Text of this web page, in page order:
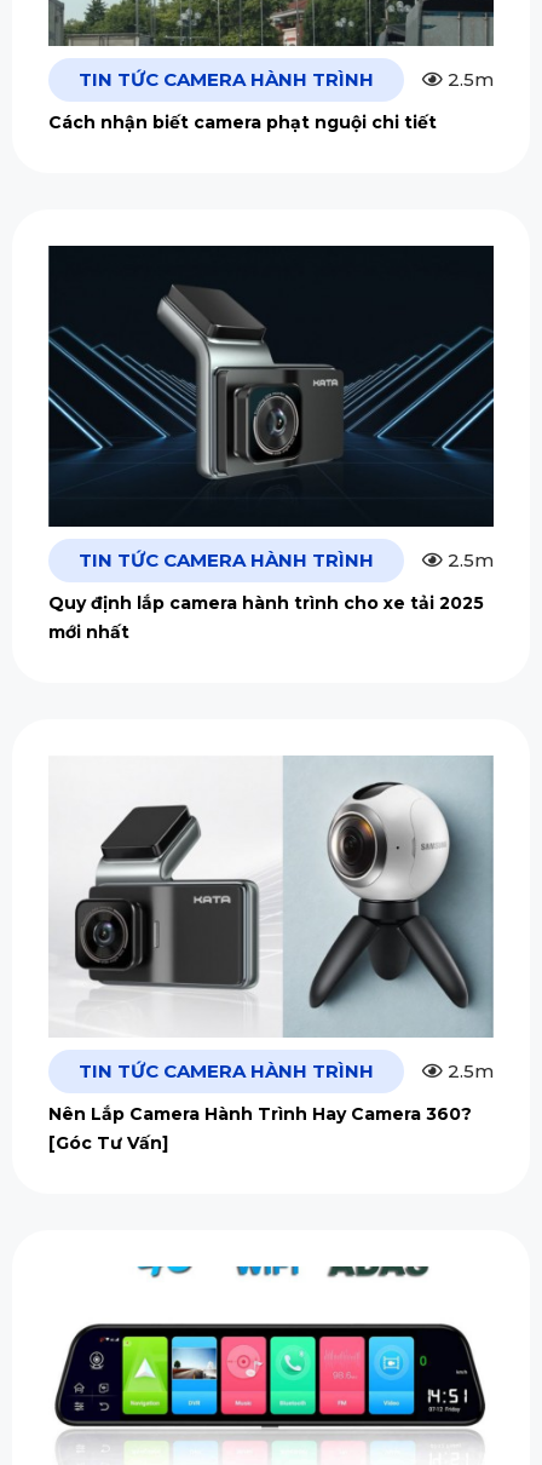
TIN TỨC CAMERA HÀNH TRÌNH 2.5m
Cách nhận biết camera phạt nguội chi tiết
TIN TỨC CAMERA HÀNH TRÌNH 2.5m
Quy định lắp camera hành trình cho xe tải 2025
mới nhất
TIN TỨC CAMERA HÀNH TRÌNH 2.5m
Nên Lắp Camera Hành Trình Hay Camera 360?
[Góc Tư Vấn]